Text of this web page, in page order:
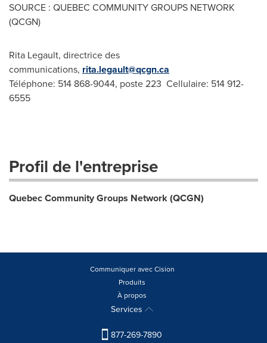
SOURCE : QUEBEC COMMUNITY GROUPS NETWORK
(QCGN)
Rita Legault, directrice des
communications, rita.legault@qcgn.ca
Téléphone: 514 868-9044, poste 223 Cellulaire: 514 912-
6555
Profil de l'entreprise
Quebec Community Groups Network (QCGN)
Communiquer avec Cision
Produits
À propos
Services
877-269-7890